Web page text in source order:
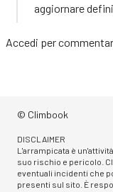
aggiornare
Accedi per
© Climbook
DISCLAIMER
L'arrampicata è
suo rischio e pericolo.
eventuali incidenti che
presenti sul sito. È